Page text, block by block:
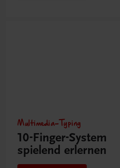
Multimedia-Typing
10-Finger-­System
spielend erlernen